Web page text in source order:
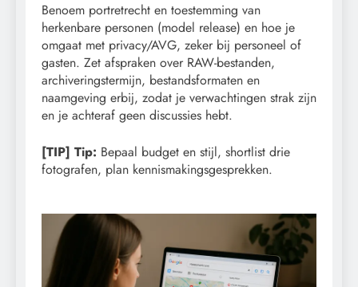
Benoem portretrecht en toestemming van
herkenbare personen (model release) en hoe je
omgaat met privacy/AVG, zeker bij personeel of
gasten. Zet afspraken over RAW-bestanden,
archiveringstermijn, bestandsformaten en
naamgeving erbij, zodat je verwachtingen strak zijn
en je achteraf geen discussies hebt.
[TIP] Tip: Bepaal budget en stijl, shortlist drie
fotografen, plan kennismakingsgesprekken.